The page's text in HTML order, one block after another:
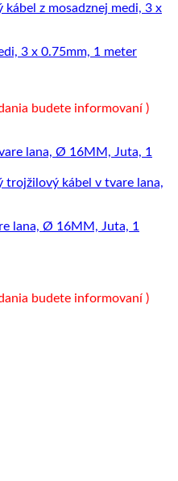
3 x 0.75mm, 1 meter
budete informovaní )
lana, Ø 16MM, Juta, 1
budete informovaní )